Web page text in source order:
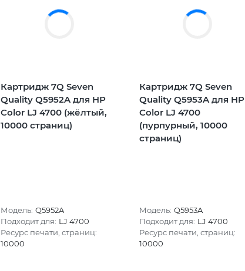
Картридж 7Q Seven
Quality Q5952A для HP
Color LJ 4700 (жёлтый,
10000 страниц)
Модель: Q5952A
Подходит для: LJ 4700
Ресурс печати, страниц:
10000
Картридж 7Q Seven
Quality Q5953A для HP
Color LJ 4700
(пурпурный, 10000
страниц)
Модель: Q5953A
Подходит для: LJ 4700
Ресурс печати, страниц:
10000